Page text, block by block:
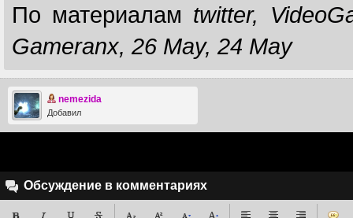
По материалам twitter,
Gameranx, 26 May, 24 May
nemezida
Добавил
Обсуждение в комментариях